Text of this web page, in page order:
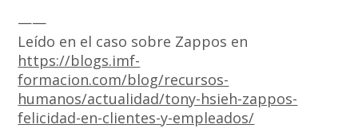
——
Leído en el caso sobre Zappos en
https://blogs.imf-
formacion.com/blog/recursos-
humanos/actualidad/tony-hsieh-zappos-
felicidad-en-clientes-y-empleados/